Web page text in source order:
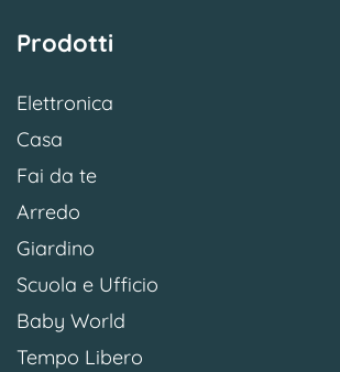
Prodotti
Elettronica
Casa
Fai da te
Arredo
Giardino
Scuola e Ufficio
Baby World
Tempo Libero